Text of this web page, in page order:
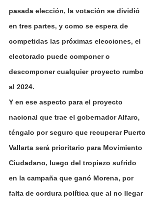
pasada elección, la votación se dividió
en tres partes, y como se espera de
competidas las próximas elecciones, el
electorado puede componer o
descomponer cualquier proyecto rumbo
al 2024.
Y en ese aspecto para el proyecto
nacional que trae el gobernador Alfaro,
téngalo por seguro que recuperar Puerto
Vallarta será prioritario para Movimiento
Ciudadano, luego del tropiezo sufrido
en la campaña que ganó Morena, por
falta de cordura política que al no llegar